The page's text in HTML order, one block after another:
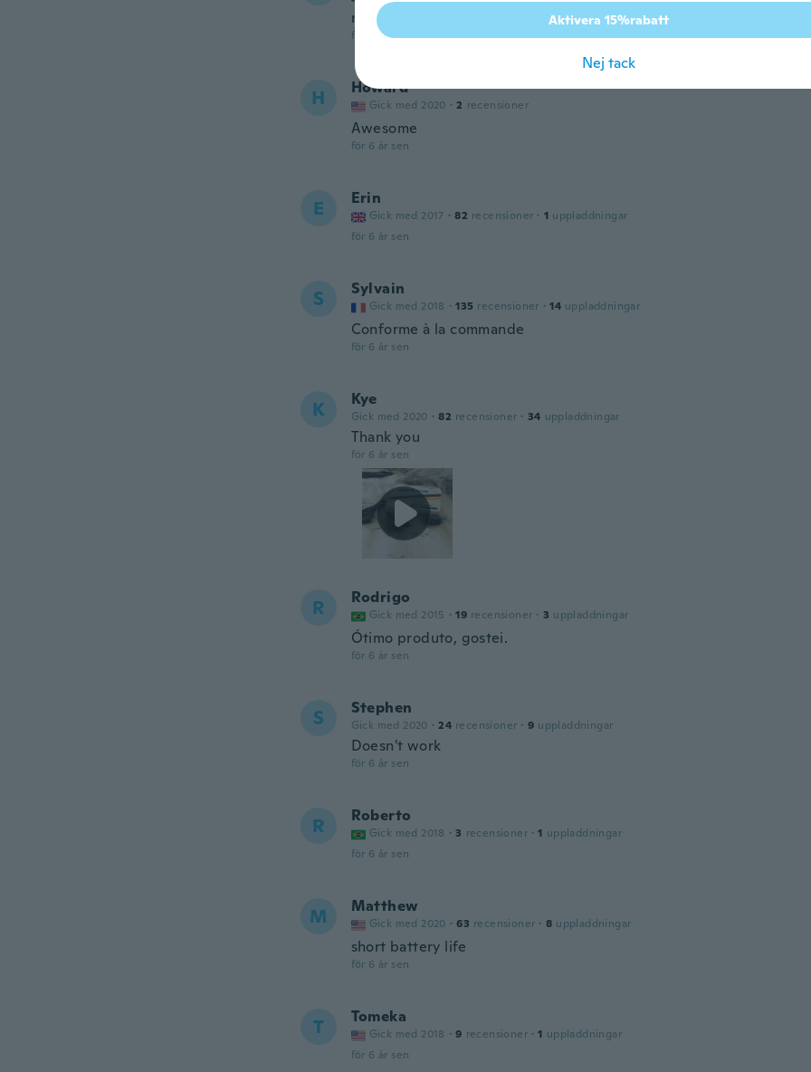
nao vale nada
för 6 år sen
H Howard
Gick med 2020 · 2 recensioner
Awesome
för 6 år sen
E Erin
Gick med 2017 · 82 recensioner · 1 uppladdningar
för 6 år sen
S Sylvain
Gick med 2018 · 135 recensioner · 14 uppladdningar
Conforme à la commande
för 6 år sen
K Kye
Gick med 2020 · 82 recensioner · 34 uppladdningar
Thank you
för 6 år sen
R Rodrigo
Gick med 2015 · 19 recensioner · 3 uppladdningar
Ótimo produto, gostei.
för 6 år sen
S Stephen
Gick med 2020 · 24 recensioner · 9 uppladdningar
Doesn't work
för 6 år sen
R Roberto
Gick med 2018 · 3 recensioner · 1 uppladdningar
för 6 år sen
M Matthew
Gick med 2020 · 63 recensioner · 8 uppladdningar
short battery life
för 6 år sen
T Tomeka
Gick med 2018 · 9 recensioner · 1 uppladdningar
för 6 år sen
Aktivera 15%rabatt
Nej tack